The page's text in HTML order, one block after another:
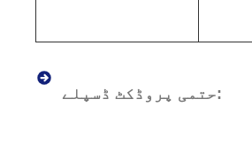
حتمی پروڈکٹ ڈسپلے: